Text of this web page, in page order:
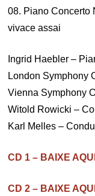
08. Piano Concerto
vivace assai
Ingrid Haebler –
London Symphony
Vienna Symphony
Witold Rowicki –
Karl Melles –
CD 1 – BAIXE
CD 2 – BAIXE